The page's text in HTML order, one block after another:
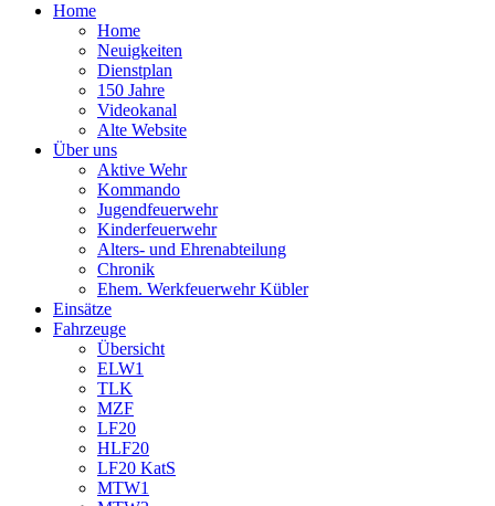
Home
Home
Neuigkeiten
Dienstplan
150 Jahre
Videokanal
Alte Website
Über uns
Aktive Wehr
Kommando
Jugendfeuerwehr
Kinderfeuerwehr
Alters- und Ehrenabteilung
Chronik
Ehem. Werkfeuerwehr Kübler
Einsätze
Fahrzeuge
Übersicht
ELW1
TLK
MZF
LF20
HLF20
LF20 KatS
MTW1